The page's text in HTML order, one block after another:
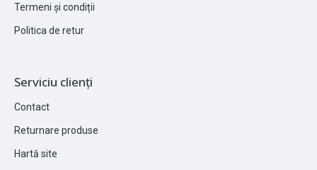
Termeni și condiții
Politica de retur
Serviciu clienți
Contact
Returnare produse
Hartă site